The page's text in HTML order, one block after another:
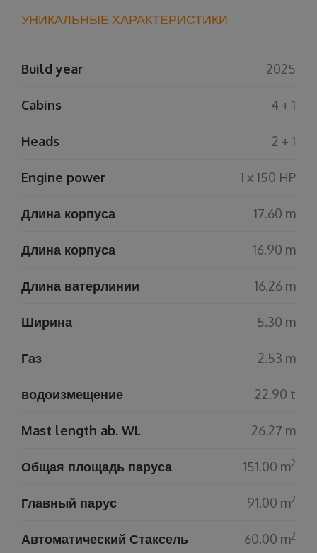
УНИКАЛЬНЫЕ ХАРАКТЕРИСТИКИ
Build year 2025
Cabins 4 + 1
Heads 2 + 1
Engine power 1 x 150 HP
Длина корпуса 17.60 m
Длина корпуса 16.90 m
Длина ватерлинии 16.26 m
Ширина 5.30 m
Газ 2.53 m
водоизмещение 22.90 t
Mast length ab. WL 26.27 m
Общая площадь паруса 151.00 m2
Главный парус 91.00 m2
Автоматический Стаксель 60.00 m2